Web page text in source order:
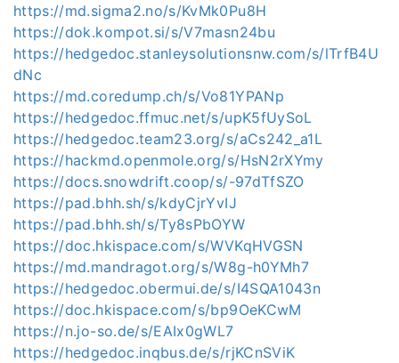
https://md.sigma2.no/s/KvMk0Pu8H
https://dok.kompot.si/s/V7masn24bu
https://hedgedoc.stanleysolutionsnw.com/s/lTrfB4U
dNc
https://md.coredump.ch/s/Vo81YPANp
https://hedgedoc.ffmuc.net/s/upK5fUySoL
https://hedgedoc.team23.org/s/aCs242_a1L
https://hackmd.openmole.org/s/HsN2rXYmy
https://docs.snowdrift.coop/s/-97dTfSZO
https://pad.bhh.sh/s/kdyCjrYvIJ
https://pad.bhh.sh/s/Ty8sPbOYW
https://doc.hkispace.com/s/WVKqHVGSN
https://md.mandragot.org/s/W8g-h0YMh7
https://hedgedoc.obermui.de/s/I4SQA1043n
https://doc.hkispace.com/s/bp9OeKCwM
https://n.jo-so.de/s/EAIx0gWL7
https://hedgedoc.inqbus.de/s/rjKCnSViK